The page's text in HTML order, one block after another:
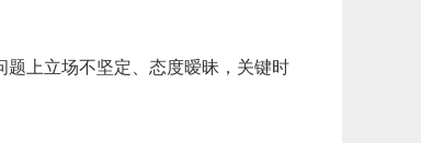
题上立场不坚定、态度暧昧，关键时